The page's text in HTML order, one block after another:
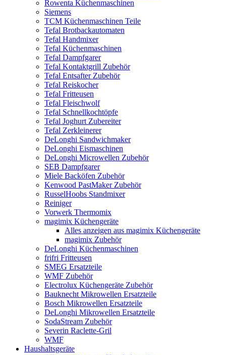
Rowenta Küchenmaschinen
Siemens
TCM Küchenmaschinen Teile
Tefal Brotbackautomaten
Tefal Handmixer
Tefal Küchenmaschinen
Tefal Dampfgarer
Tefal Kontaktgrill Zubehör
Tefal Entsafter Zubehör
Tefal Reiskocher
Tefal Fritteusen
Tefal Fleischwolf
Tefal Schnellkochtöpfe
Tefal Joghurt Zubereiter
Tefal Zerkleinerer
DeLonghi Sandwichmaker
DeLonghi Eismaschinen
DeLonghi Microwellen Zubehör
SEB Dampfgarer
Miele Backöfen Zubehör
Kenwood PastMaker Zubehör
RusselHoobs Standmixer
Reiniger
Vorwerk Thermomix
magimix Küchengeräte
Alles anzeigen aus magimix Küchengeräte
magimix Zubehör
DeLonghi Küchenmaschinen
frifri Fritteusen
SMEG Ersatzteile
WMF Zubehör
Electrolux Küchengeräte Zubehör
Bauknecht Mikrowellen Ersatzteile
Bosch Mikrowellen Ersatzteile
DeLonghi Mikrowellen Ersatzteile
SodaStream Zubehör
Severin Raclette-Gril
WMF
Haushaltsgeräte